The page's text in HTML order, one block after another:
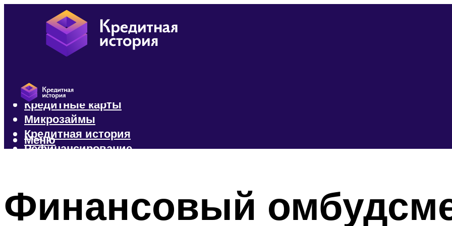
Кредиты
Кредитные карты
Микрозаймы
Кредитная история
Рефинансирование
Меню
Финансовый